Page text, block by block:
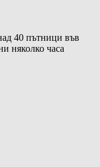
40 пътници във
няколко часа